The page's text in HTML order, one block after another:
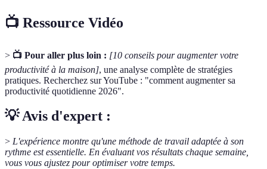
📺 Ressource Vidéo
> 📺 Pour aller plus loin : [10 conseils pour augmenter votre
productivité à la maison], une analyse complète de stratégies
pratiques. Recherchez sur YouTube : "comment augmenter sa
productivité quotidienne 2026".
💡 Avis d'expert :
> L'expérience montre qu'une méthode de travail adaptée à son
rythme est essentielle. En évaluant vos résultats chaque semaine,
vous vous ajustez pour optimiser votre temps.